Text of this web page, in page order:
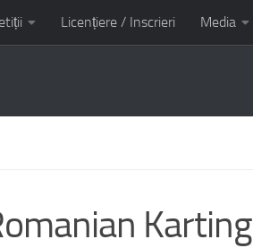
Licențiere / Inscrieri Media
Karting